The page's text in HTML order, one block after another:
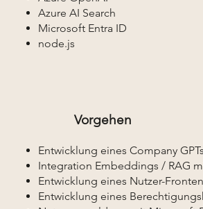
Azure AI Search
Microsoft Entra ID
node.js
Vorgehen
Entwicklung eines Company
Integration Embeddings / RAG
Entwicklung eines Nutzer-
Entwicklung eines